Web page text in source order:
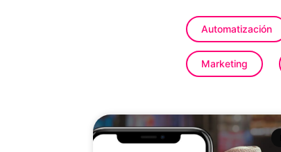
Automatización
Marketing